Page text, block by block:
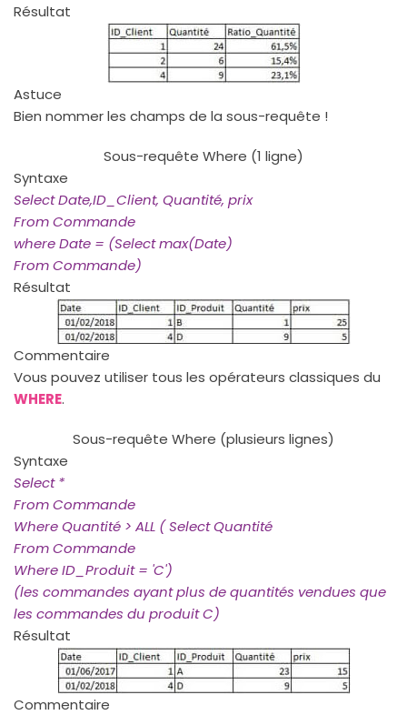
Résultat
Astuce
Bien nommer les champs de la sous-requête !
Sous-requête Where (1 ligne)
Syntaxe
Select Date,ID_Client, Quantité, prix
From Commande
where Date = (Select max(Date)
From Commande)
Résultat
Commentaire
Vous pouvez utiliser tous les opérateurs classiques du
WHERE.
Sous-requête Where (plusieurs lignes)
Syntaxe
Select *
From Commande
Where Quantité > ALL ( Select Quantité
From Commande
Where ID_Produit = 'C')
(les commandes ayant plus de quantités vendues que
les commandes du produit C)
Résultat
Commentaire